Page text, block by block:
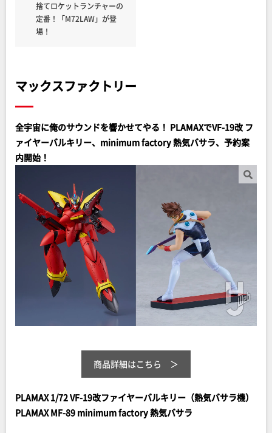
捨てロケットランチャーの
定番！「M72LAW」が登
場！
マックスファクトリー
全宇宙に俺のサウンドを響かせてやる！ PLAMAXでVF-19改 フ
ァイヤーバルキリー、minimum factory 熱気バサラ、予約案
内開始！
商品詳細はこちら
PLAMAX 1/72 VF-19改ファイヤーバルキリー（熱気バサラ機）
PLAMAX MF-89 minimum factory 熱気バサラ